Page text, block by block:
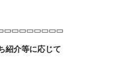
紹介等に応じて